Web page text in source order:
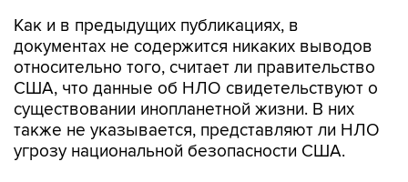
относительно того, считает ли правительство
США, что данные об НЛО свидетельствуют о
существовании инопланетной жизни. В них
также не указывается, представляют ли НЛО
угрозу национальной безопасности США.
В Пентагоне подчеркивают, что публикация